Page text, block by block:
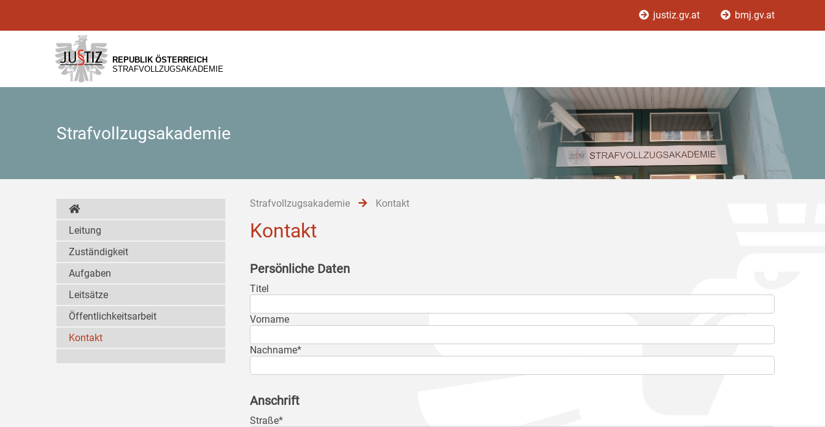
[1]
[2]
[3]
justiz.gv.at bmj.gv.at
REPUBLIK ÖSTERREICH
STRAFVOLLZUGSAKADEMIE
Strafvollzugsakademie
Strafvollzugsakademie Kontakt
Kontakt
Persönliche Daten
Titel
Vorname
Nachname*
Anschrift
Straße*
Leitung
Zuständigkeit
Aufgaben
Leitsätze
Öffentlichkeitsarbeit
Kontakt